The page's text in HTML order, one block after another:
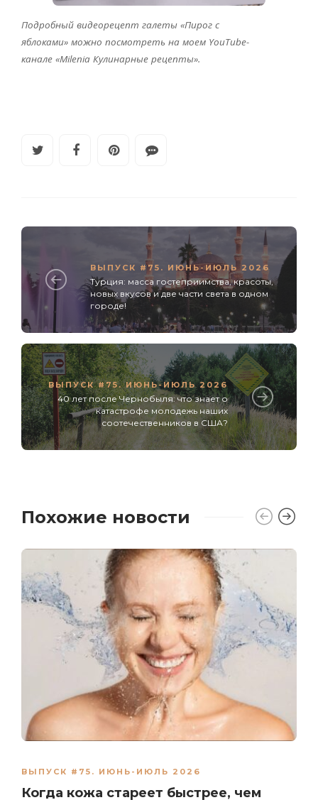
Подробный видеорецепт галеты «Пирог с
яблоками» можно посмотреть на моем YouTube-
канале «Milenia Кулинарные рецепты».
ВЫПУСК #75. ИЮНЬ-ИЮЛЬ 2026
Турция: масса гостеприимства, красоты,
новых вкусов и две части света в одном
городе!
ВЫПУСК #75. ИЮНЬ-ИЮЛЬ 2026
40 лет после Чернобыля: что знает о
катастрофе молодежь наших
соотечественников в США?
Похожие новости
ВЫПУСК #75. ИЮНЬ-ИЮЛЬ 2026
Когда кожа стареет быстрее, чем